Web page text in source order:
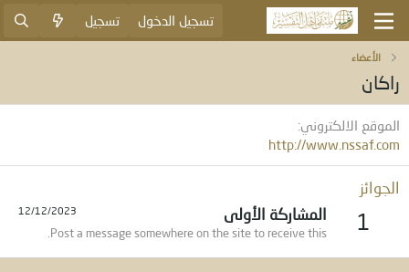
تسجيل الدخول تسجيل
الأعضاء
راكان
الموقع الالكتروني
http://www.nssaf.com
الجوائز
1
12/12/2023 المشاركة الأولى
Post a message somewhere on the site to receive this.